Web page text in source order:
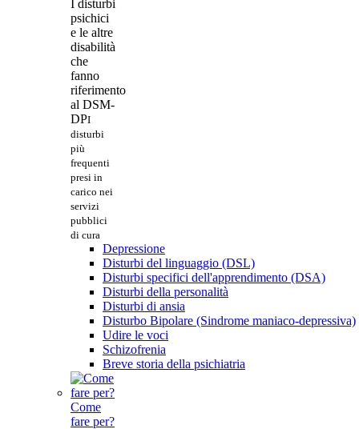
I disturbi
psichici
e le altre
disabilità
che
fanno
riferimento
al DSM-
DPI
disturbi
più
frequenti
presi in
carico nei
servizi
pubblici
di cura
Depressione
Disturbi del linguaggio (DSL)
Disturbi specifici dell'apprendimento (DSA)
Disturbi della personalità
Disturbi di ansia
Disturbo Bipolare (Sindrome maniaco-depressiva)
Udire le voci
Schizofrenia
Breve storia della psichiatria
Come
fare per?